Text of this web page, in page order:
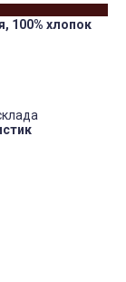
100% хлопок